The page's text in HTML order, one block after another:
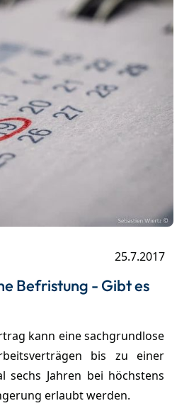
25.7.2017
Befristung - Gibt es
kann eine sachgrundlose
bis zu einer
sechs Jahren bei höchstens
erlaubt werden.